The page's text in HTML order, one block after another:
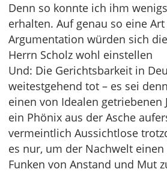
Denn so konnte ich ihm
erhalten. Auf genau so eine
Argumentation würden sich
Herrn Scholz wohl einstellen
Und: Die Gerichtsbarkeit in
weitestgehend tot – es sei
einen von Idealen getriebenen
ein Phönix aus der Asche
vermeintlich Aussichtlose
es nur, um der Nachwelt
Funken von Anstand und Mut